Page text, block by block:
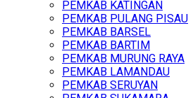
PEMKAB KATINGAN
PEMKAB PULANG PISAU
PEMKAB BARSEL
PEMKAB BARTIM
PEMKAB MURUNG RAYA
PEMKAB LAMANDAU
PEMKAB SERUYAN